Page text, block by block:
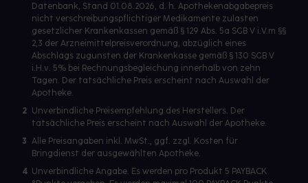
Datenbank, Stand 01.08.2026, d. h. Apothekenabgabepreis
nicht verschreibungspflichtiger Medikamente zulasten
gesetzlicher Krankenkassen gemäß § 129 Abs. 5a SGB V i.V.m §§
2,3 der Arzneimittelpreisverordnung, abzüglich eines
Abschlags zugunsten der Krankenkasse gemäß § 130 SGB V
i.H.v. 5% bei Rechnungsbegleichung innerhalb von zehn
Tagen. Der tatsächliche Preis erscheint nach Auswahl der
Apotheke.
2 Unverbindliche Preisempfehlung des Herstellers. Der
tatsächliche Preis erscheint nach Auswahl der Apotheke.
3 Alle Preisangaben inkl. MwSt., ggf. zzgl. Kosten für
Bringdienst der ausgewählten Apotheke.
4 Unverbindliche Angabe. Es werden pro Produkt 5 PAYBACK